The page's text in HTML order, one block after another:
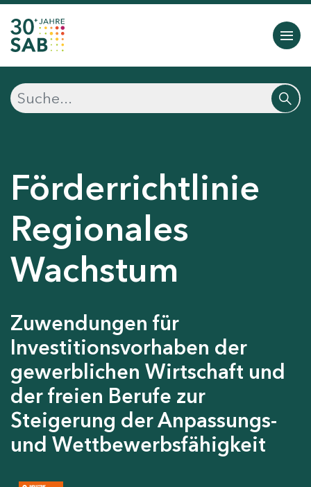
Förderrichtlinie
Regionales
Wachstum
Zuwendungen für
Investitionsvorhaben der
gewerblichen Wirtschaft und
der freien Berufe zur
Steigerung der Anpassungs-
und Wettbewerbsfähigkeit